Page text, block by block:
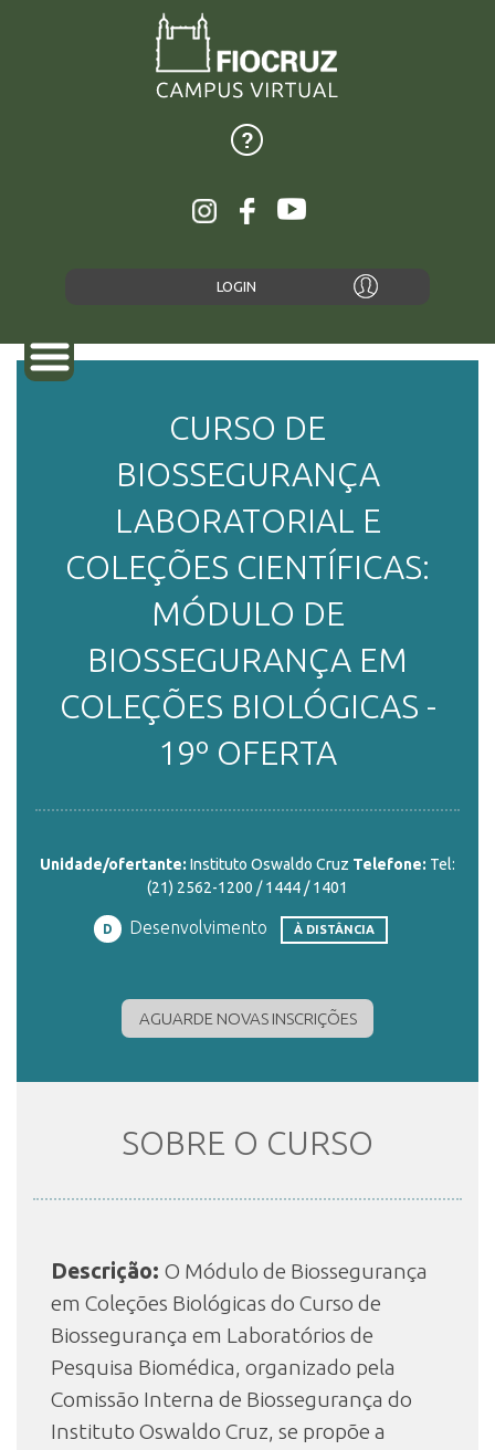
LOGIN
PLATAFORMAS
DOCUMENTOS
CONTATO
CURSO DE
BIOSSEGURANÇA
LABORATORIAL E
COLEÇÕES CIENTÍFICAS:
MÓDULO DE
BIOSSEGURANÇA EM
COLEÇÕES BIOLÓGICAS -
19º OFERTA
Unidade/ofertante: Instituto Oswaldo Cruz Telefone: Tel:
(21) 2562-1200 / 1444 / 1401
D Desenvolvimento À DISTÂNCIA
AGUARDE NOVAS INSCRIÇÕES
SOBRE O CURSO
Descrição: O Módulo de Biossegurança
em Coleções Biológicas do Curso de
Biossegurança em Laboratórios de
Pesquisa Biomédica, organizado pela
Comissão Interna de Biossegurança do
Instituto Oswaldo Cruz, se propõe a